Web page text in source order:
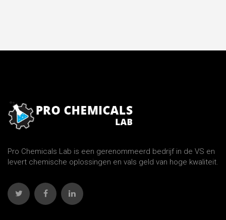
Pro Chemicals Lab is een gerenommeerd bedrijf in de VS en
levert chemische oplossingen en vals geld van hoge kwaliteit.